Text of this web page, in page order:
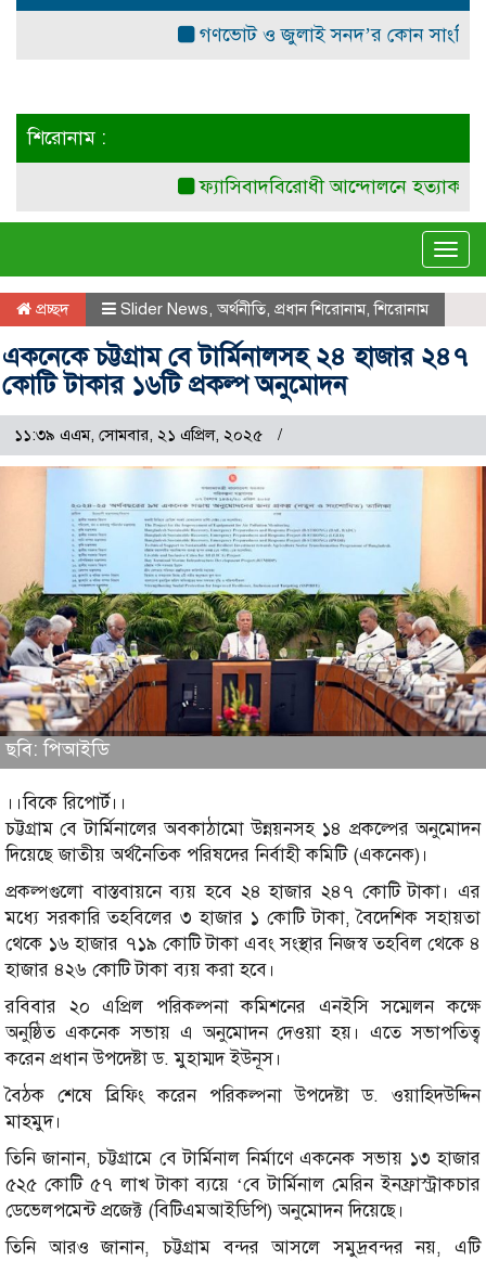
গণভোট ও জুলাই সনদ’র কোন সাংবিধানিক
শিরোনাম :
ফ্যাসিবাদবিরোধী আন্দোলনে হত্যাকাণ্ডের
প্রচ্ছদ Slider News, অর্থনীতি, প্রধান শিরোনাম,শিরোনাম
একনেকে চট্টগ্রাম বে টার্মিনালসহ ২৪ হাজার ২৪৭
কোটি টাকার ১৬টি প্রকল্প অনুমোদন
১১:৩৯ এএম, সোমবার, ২১ এপ্রিল, ২০২৫
ছবি: পিআইডি
।।বিকে রিপোর্ট।।
চট্টগ্রাম বে টার্মিনালের অবকাঠামো উন্নয়নসহ ১৪ প্রকল্পের অনুমোদন
দিয়েছে জাতীয় অর্থনৈতিক পরিষদের নির্বাহী কমিটি (একনেক)।
প্রকল্পগুলো বাস্তবায়নে ব্যয় হবে ২৪ হাজার ২৪৭ কোটি টাকা। এর
মধ্যে সরকারি তহবিলের ৩ হাজার ১ কোটি টাকা, বৈদেশিক সহায়তা
থেকে ১৬ হাজার ৭১৯ কোটি টাকা এবং সংস্থার নিজস্ব তহবিল থেকে ৪
হাজার ৪২৬ কোটি টাকা ব্যয় করা হবে।
রবিবার ২০ এপ্রিল পরিকল্পনা কমিশনের এনইসি সম্মেলন কক্ষে
অনুষ্ঠিত একনেক সভায় এ অনুমোদন দেওয়া হয়। এতে সভাপতিত্ব
করেন প্রধান উপদেষ্টা ড. মুহাম্মদ ইউনূস।
বৈঠক শেষে ব্রিফিং করেন পরিকল্পনা উপদেষ্টা ড. ওয়াহিদউদ্দিন
মাহমুদ।
তিনি জানান, চট্টগ্রামে বে টার্মিনাল নির্মাণে একনেক সভায় ১৩ হাজার
৫২৫ কোটি ৫৭ লাখ টাকা ব্যয়ে ‘বে টার্মিনাল মেরিন ইনফ্রাস্ট্রাকচার
ডেভেলপমেন্ট প্রজেক্ট (বিটিএমআইডিপি) অনুমোদন দিয়েছে।
তিনি আরও জানান, চট্টগ্রাম বন্দর আসলে সমুদ্রবন্দর নয়, এটি